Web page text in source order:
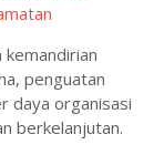
penguatan
daya organisasi
berkelanjutan.